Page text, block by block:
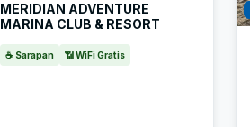
MERIDIAN ADVENTURE
MARINA CLUB & RESORT
☕ Sarapan 📶 WiFi Gratis